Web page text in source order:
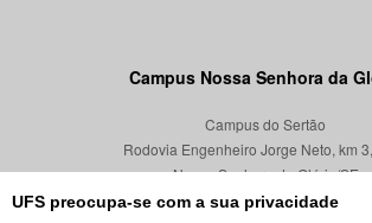
UFS preocupa-se com a sua privacidade
Campus Nossa Senhora da
Campus do Sertão
Rodovia Engenheiro Jorge Neto, km
Nossa Senhora da Glória/SE
CEP 49680-000